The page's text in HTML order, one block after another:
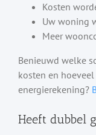
Kosten
Uw woning
Meer
Benieuwd welke
kosten en
energierekening?
Heeft dubbel